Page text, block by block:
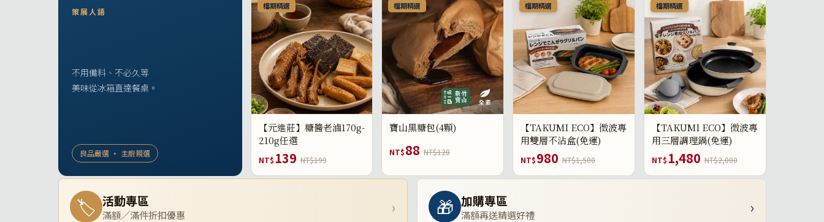
策展人語
不用備料、不必久等
美味從冰箱直達餐桌。
良品嚴選 · 主廚親選
檔期精選
【元進莊】糖醬老滷170g-
210g任選
NT$ 139 NT$199
檔期精選
寶山黑糖包(4顆)
NT$88 NT$128
檔期精選
【TAKUMI ECO】微波專
用雙層不沾盒(免運)
NT$980 NT$1,500
檔期精選
【TAKUMI ECO】微波專
用三層調理鍋(免運)
NT$ 1,480 NT$2,000
🏷 活動專區
滿額／滿件折扣優惠 › 🎁 加購專區
滿額再送精選好禮 ›